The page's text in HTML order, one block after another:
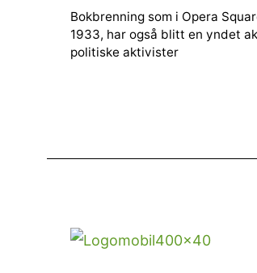
Bokbrenning som i Opera
1933, har også blitt en yndet
politiske aktivister